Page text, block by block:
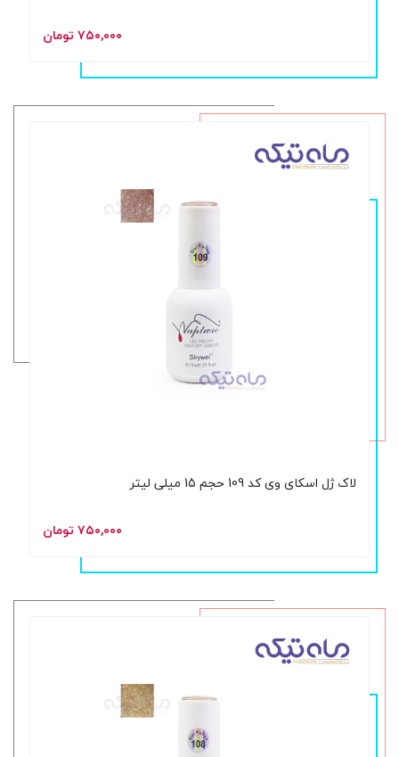
۷۵۰,۰۰۰ تومان
لاک ژل اسکای وی کد 109 حجم 15 میلی لیتر
۷۵۰,۰۰۰ تومان